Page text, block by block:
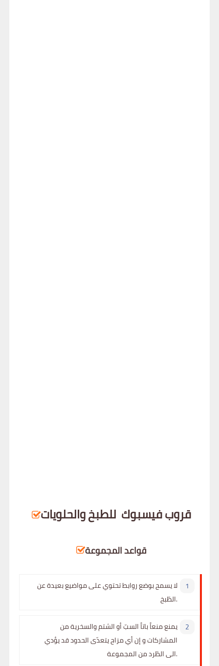
قروب فيسبوك للطبخ والحلويات
قواعد المجموعة
لا يسمح بوضع روابط تحتوي على مواضيع بعيدة عن
الطّبخ.
يمنع منعاً باتاً السبّ أو الشتم والسخرية من
المشاركات و إن أي مزاح يتعدّى الحدود قد يؤدي
الى الطّرد من المجموعة.